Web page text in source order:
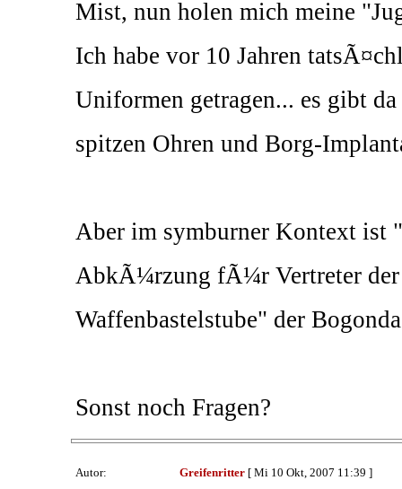
Mist, nun holen mich meine
Ich habe vor 10 Jahren
Uniformen getragen... es gibt
spitzen Ohren und Borg-
Aber im symburner Kontext ist
AbkÃ¼rzung fÃ¼r Vertreter
Waffenbastelstube" der
Sonst noch Fragen?
Autor: Greifenritter[ Mi 10 Okt, 2007 11:39 ]